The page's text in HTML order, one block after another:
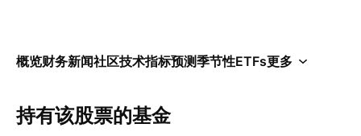
概览财务新闻社区技术指标预测季节性ETFs更多
持有该股票的基金